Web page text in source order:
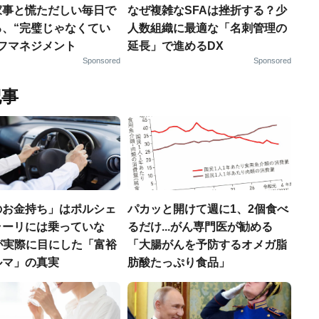
と慌ただしい毎日で
“完璧じゃなくてい
マネジメント
Sponsored
なぜ複雑なSFAは挫折する？少
人数組織に最適な「名刺管理の
延長」で進めるDX
Sponsored
金持ち」はポルシェ
リには乗っていな
実際に目にした「富裕
」の真実
パカッと開けて週に1、2個食べ
るだけ...がん専門医が勧める
「大腸がんを予防するオメガ脂
肪酸たっぷり食品」